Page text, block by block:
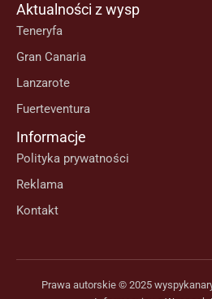
Aktualności z wysp
Teneryfa
Gran Canaria
Lanzarote
Fuerteventura
Informacje
Polityka prywatności
Reklama
Kontakt
Prawa autorskie © 2025